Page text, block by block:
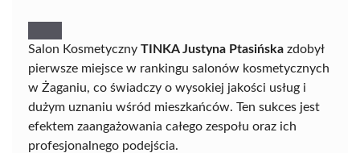
Salon Kosmetyczny TINKA Justyna Ptasińska zdobył
pierwsze miejsce w rankingu salonów kosmetycznych
w Żaganiu, co świadczy o wysokiej jakości usług i
dużym uznaniu wśród mieszkańców. Ten sukces jest
efektem zaangażowania całego zespołu oraz ich
profesjonalnego podejścia.